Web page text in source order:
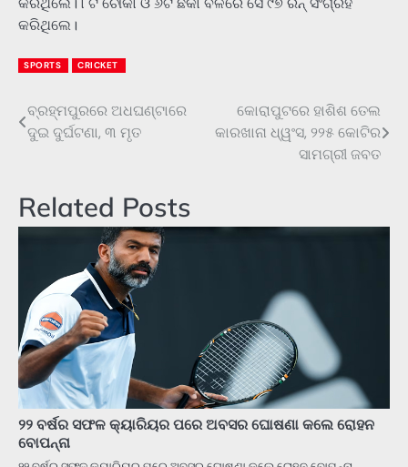
କରିଥିଲେ।
SPORTS CRICKET
Post
navigation
ବ୍ରହ୍ମପୁରରେ ଅଧଘଣ୍ଟାରେ
ଦୁଇ ଦୁର୍ଘଟଣା, ୩ ମୃତ
କୋରାପୁଟରେ ହାଶିଶ ତେଲ
କାରଖାନା ଧ୍ୱଂସ, ୨୨୫ କୋଟିର
ସାମଗ୍ରୀ ଜବତ
Related Posts
୨୨ ବର୍ଷର ସଫଳ କ୍ୟାରିୟର ପରେ ଅବସର ଘୋଷଣା କଲେ ରୋହନ
ବୋପନ୍ନା